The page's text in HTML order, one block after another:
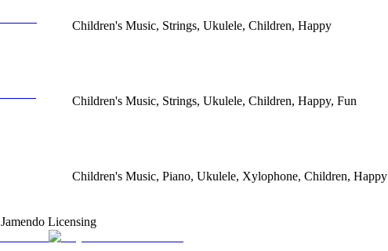
Children's Music, Strings, Ukulele, Children, Happy
Children's Music, Strings, Ukulele, Children, Happy, Fun
Children's Music, Piano, Ukulele, Xylophone, Children, Happy
Jamendo Licensing